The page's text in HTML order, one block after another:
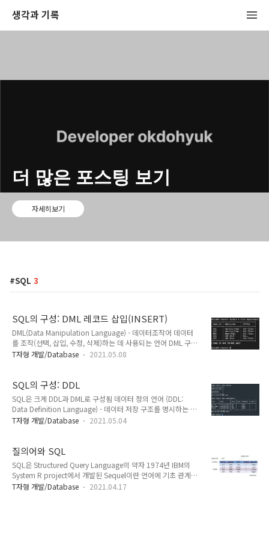
생각과 기록
더 많은 포스팅 보기
자세히보기
SQL 3
SQL의 구성: DML 레코드 삽입(INSERT)
DML(Data Manipulation Language) - 데이터조작어 데이터
를 조작(선택, 삽입, 수정, 삭제)하는 데 사용되는 언어 DML 구문
이 사용되는 대상은 테이블의 행 DML 사용을 위해서는 반드시
(SELECT) DML – 데이터 삽입 (INSERT) insert into () values
() : 삽입에 사용될 테이블의 필드들 : 의 순서에 맞춰 삽입될 값
에 나열되지 않은 필드에 대해서는 널값이 입력됨 를 생략할 경
우 에는 테이블을 생성할 때 나열한 필드의 순서에 맞춰서 값을
나열 INSERT 질의1 (기본 형식) INSERT INTO depart..
T자형 개발/Database 2021.05.08
SQL의 구성: DDL
SQL은 크게 DDL과 DML로 구성됨 데이터 정의 언어 (DDL:
Data Definition Language) - 데이터 저장 구조를 명시하는 언
어 - 테이블 스키마의 정의, 수정, 삭제 데이터 조작 언어 (DML:
(insert), 삭제(delete), 수정(update) DDL – 데이터베이스 생성
형식 create database 데이터베이스 생성 확인 / 데이터베이스
사용 show databases; use ; DDL – 테이블 생성/삭제/수정 /
데이터 타입 필드의 Data type 종류 DDL – 테이블 생성 create
table () - 는 '..
T자형 개발/Database 2021.05.04
질의어와 SQL
SQL은 Structured Query Language의 약자 1974년 IBM의
System R project에서 개발된 Sequel이란 언어에 기초 관계
대수나 관계 해석은 확실한 이론적 배경을 제공하나 사용으로 쓰
T자형 개발/Database 2021.04.17